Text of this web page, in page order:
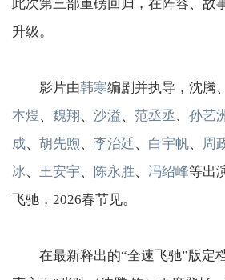
此次第三部重磅回归，在阵容、故
升级。
影片由韩寒编剧并执导，沈腾、
本煜、 魏翔、 沙溢、 范丞丞、 孙艺
成、 胡先煦、 李治廷、 白宇帆、 周
冰、 王安宇、 陈永胜、 冯绍峰等出
飞驰，2026春节见。
在最新释出的“全速飞驰”版定